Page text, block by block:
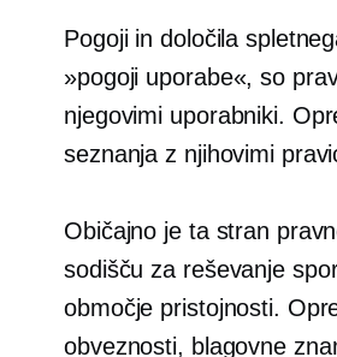
Pogoji in določila
»pogoji uporabe«, so
njegovimi uporabniki.
seznanja z njihovimi
Običajno je ta stran
sodišču za reševanje
območje pristojnosti.
obveznosti, blagovne